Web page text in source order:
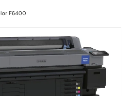
F6400
la información del producto